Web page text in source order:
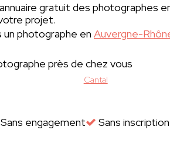
gratuit des photographes
projet.
un photographe en Auvergne-
près de chez vous
Cantal
Sans engagement Sans inscription